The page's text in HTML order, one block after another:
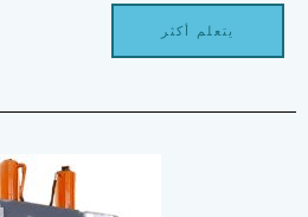
يتعلم أكثر